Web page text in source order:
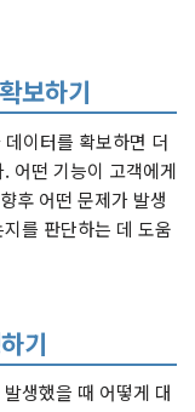
보하기
이터를 확보하면 더
어떤 기능이 고객에게
후 어떤 문제가 발생
를 판단하는 데 도움
기
생했을 때 어떻게 대